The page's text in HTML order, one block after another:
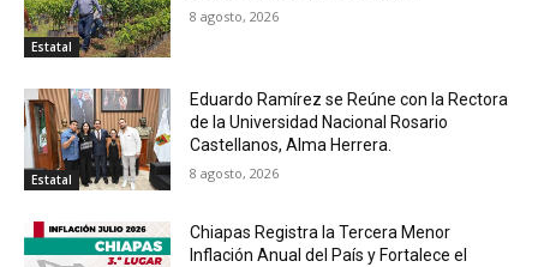
Estatal
8 agosto, 2026
Estatal
Eduardo Ramírez se Reúne con la Rectora
de la Universidad Nacional Rosario
Castellanos, Alma Herrera.
8 agosto, 2026
Chiapas Registra la Tercera Menor
Inflación Anual del País y Fortalece el